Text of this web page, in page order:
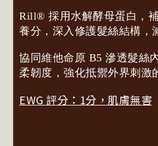
Rill® 採用水解酵母蛋白，
養分，深入修護髮絲結構，
協同維他命原 B5 滲透髮絲
柔韌度，強化抵禦外界刺激
EWG 評分：1分，肌膚無害